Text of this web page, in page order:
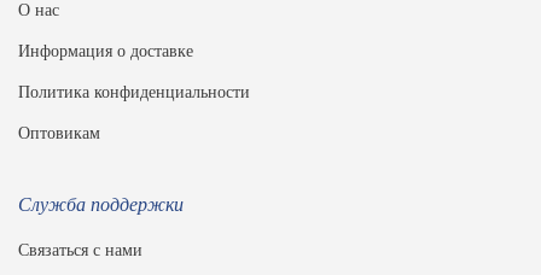
О нас
Информация о доставке
Политика конфиденциальности
Оптовикам
Служба поддержки
Связаться с нами